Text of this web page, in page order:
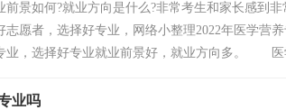
如何?就业方向是什么?非常考生和家长感到非
愿者，选择好专业，网络小整理2022年医学营
业，选择好专业就业前景好，就业方向多。
业吗